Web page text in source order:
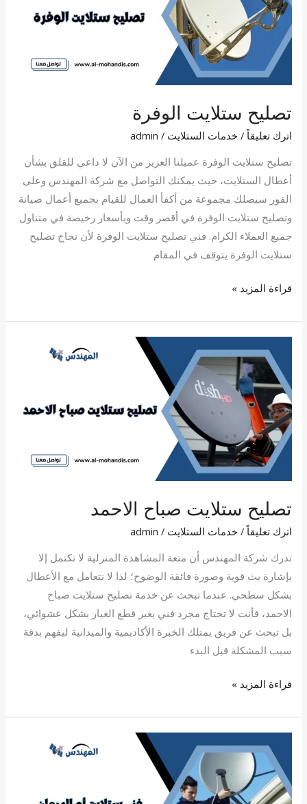
تصليح ستلايت الوفرة
اترك تعليقاً /خدمات الستلايت /
admin
تصليح ستلايت الوفرة عميلنا العزيز من الآن لا داعي للقلق بشأن
أعطال الستلايت، حيث يمكنك التواصل مع شركة المهندس وعلى
الفور سيصلك مجموعة من أكفأ العمال للقيام بجميع أعمال صيانة
وتصليح ستلايت الوفرة في أقصر وقت وبأسعار رخيصة في متناول
جميع العملاء الكرام. فني تصليح ستلايت الوفرة لأن نجاح تصليح
ستلايت الوفرة يتوقف في المقام
قراءة المزيد »
تصليح ستلايت صباح الاحمد
اترك تعليقاً /خدمات الستلايت /
admin
تدرك شركة المهندس أن متعة المشاهدة المنزلية لا تكتمل إلا
بإشارة بث قوية وصورة فائقة الوضوح؛ لذا لا نتعامل مع الأعطال
بشكل سطحي. عندما تبحث عن خدمة تصليح ستلايت صباح
الاحمد، فأنت لا تحتاج مجرد فني يغير قطع الغيار بشكل عشوائي،
بل تبحث عن فريق يمتلك الخبرة الأكاديمية والميدانية ليفهم بدقة
سبب المشكلة قبل البدء
ستلايت
صباح
الاحمد
قراءة المزيد »
ستلايت
أم
الهيمان